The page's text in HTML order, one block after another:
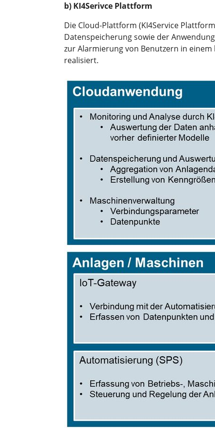
b) KI4Serivce Plattform
Die Cloud-Plattform (KI4Service
Datenspeicherung sowie der
zur Alarmierung von Benutzern in
realisiert.